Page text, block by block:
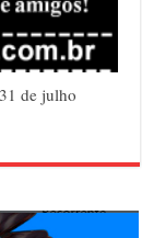
de julho